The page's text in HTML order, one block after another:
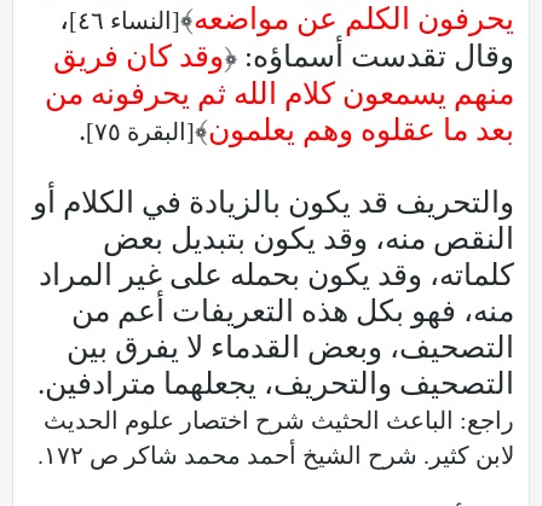
يحرفون الكلم عن مواضعه﴾[النساء ٤٦]
،
وقال تقدست أسماؤه: ﴿وقد كان فريق
منهم يسمعون كلام الله ثم يحرفونه من
بعد ما عقلوه وهم يعلمون﴾[البقرة ٧٥] .
والتحريف قد يكون بالزيادة في الكلام أو
النقص منه، وقد يكون بتبديل بعض
كلماته، وقد يكون بحمله على غير المراد
منه، فهو بكل هذه التعريفات أعم من
التصحيف، وبعض القدماء لا يفرق بين
التصحيف والتحريف، يجعلهما مترادفين.
راجع: الباعث الحثيث شرح اختصار علوم الحديث
لابن كثير. شرح الشيخ أحمد محمد شاكر ص ١٧٢.